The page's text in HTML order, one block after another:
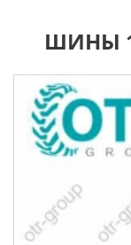
ШИНЫ